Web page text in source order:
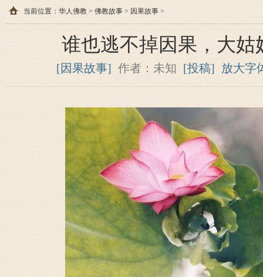
当前位置： 华人佛教 > 佛教故事 > 因果故事 >
谁也逃不掉因果，大姑
[因果故事] 作者：未知 [投稿] 放大字